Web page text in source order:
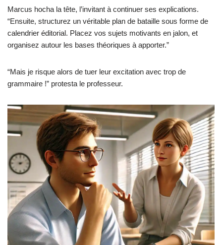
Marcus hocha la tête, l’invitant à continuer ses explications.
“Ensuite, structurez un véritable plan de bataille sous forme de
calendrier éditorial. Placez vos sujets motivants en jalon, et
organisez autour les bases théoriques à apporter.”
“Mais je risque alors de tuer leur excitation avec trop de
grammaire !” protesta le professeur.